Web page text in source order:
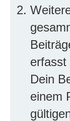
erfasst
Dein
einem